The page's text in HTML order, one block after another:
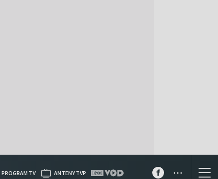
PROGRAM TV ANTENY TVP ...